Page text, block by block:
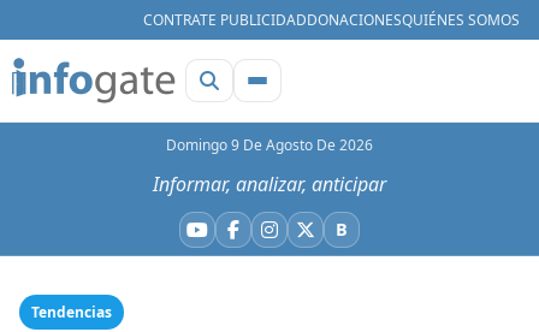
CONTRATE PUBLICIDADDONACIONESQUIÉNES SOMOS
Domingo 9 De Agosto De 2026
Informar, analizar, anticipar
YouTube
Facebook
Instagram
X BBluesky
Tendencias